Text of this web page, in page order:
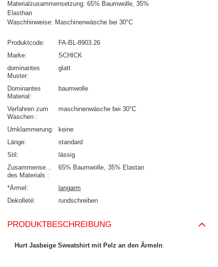
Materialzusammensetzung: 65% Baumwolle, 35%
Elasthan
Waschhinweise: Maschinenwäsche bei 30°C
Produktcode
FA-BL-8903.26
Marke
SCHICK
dominantes
Muster
glatt
Dominantes
Material
baumwolle
Verfahren zum
Waschen
maschinenwäsche bei 30°C
Umklammerung
keine
Länge
standard
Stil
lässig
Zusammensetzung
des Materials
65% Baumwolle 35% Elastan
*Ärmel
langarm
Dekolleté
rundschreiben
PRODUKTBESCHREIBUNG
Hurt Jasbeige Sweatshirt mit Pelz an den Ärmeln